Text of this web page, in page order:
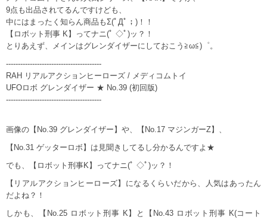
9点も出品されてるんですけども、
中にはまったく知らん商品もΣ(ﾟДﾟ；)！！
【ロボット刑事 K】ってナニ(ﾟ ◇ﾟ)ッ？！
とりあえず、メインはグレンダイザーにしておこう≧ω≦)゜。
----------------------------------------
RAH リアルアクションヒーローズ / メディコムトイ
UFOロボ グレンダイザー ★ No.39 (初回版)
----------------------------------------
画像の【No.39 グレンダイザー】や、【No.17 マジンガーZ】、
【No.31 ゲッターロボ】は見聞きしてるし分かるんですよ★
でも、【ロボット刑事K】ってナニ(ﾟ ◇ﾟ)ッ？！
【リアルアクションヒーローズ】になるくらいだから、人気はあったん
だよね？！
しかも、【No.25 ロボット刑事 K】と【No.43 ロボット刑事 K(コート